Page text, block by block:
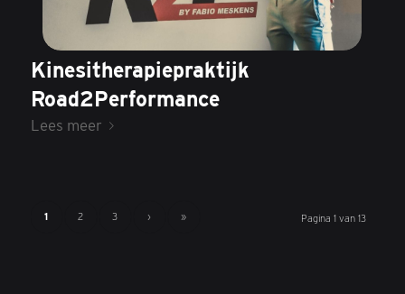
Kinesitherapiepraktijk
Road2Performance
Lees meer
Pagina 1 van 13
1 2 3 › »